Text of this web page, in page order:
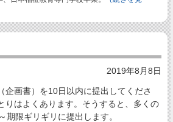
2019年8月8日
画書）を10日以内に提出してくださ
りはよくあります。そうすると、多くの
期限ギリギリに提出します。